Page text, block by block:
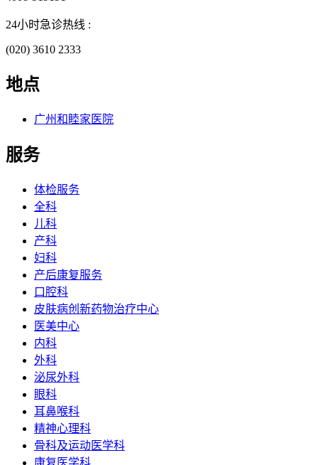
24小时急诊热线 :
(020) 3610 2333
地点
广州和睦家医院
服务
体检服务
全科
儿科
产科
妇科
产后康复服务
口腔科
皮肤病创新药物治疗中心
医美中心
内科
外科
泌尿外科
眼科
耳鼻喉科
精神心理科
骨科及运动医学科
康复医学科